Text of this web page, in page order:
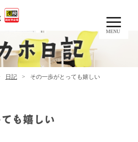
MENU
日記 その一歩がとっても嬉しい
も嬉しい